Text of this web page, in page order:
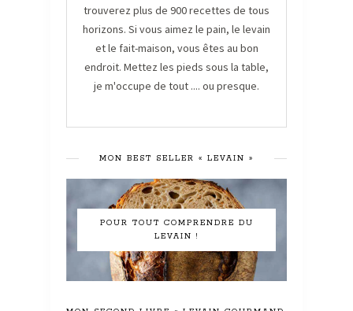
trouverez plus de 900 recettes de tous
horizons. Si vous aimez le pain, le levain
et le fait-maison, vous êtes au bon
endroit. Mettez les pieds sous la table,
je m'occupe de tout .... ou presque.
MON BEST SELLER « LEVAIN »
POUR TOUT COMPRENDRE DU
LEVAIN !